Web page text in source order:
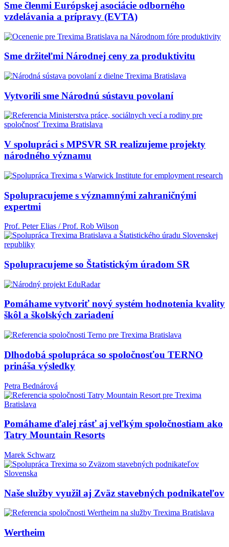
Sme členmi Európskej asociácie odborného
vzdelávania a prípravy (EVTA)
Sme držiteľmi Národnej ceny za produktivitu
Vytvorili sme Národnú sústavu povolaní
V spolupráci s MPSVR SR realizujeme projekty
národného významu
Spolupracujeme s významnými zahraničnými
expertmi
Prof. Peter Elias / Prof. Rob Wilson
Spolupracujeme so Štatistickým úradom SR
Pomáhame vytvoriť nový systém hodnotenia kvality
škôl a školských zariadení
Dlhodobá spolupráca so spoločnosťou TERNO
prináša výsledky
Petra Bednárová
Pomáhame ďalej rásť aj veľkým spoločnostiam ako
Tatry Mountain Resorts
Marek Schwarz
Naše služby využil aj Zväz stavebných podnikateľov
Wertheim